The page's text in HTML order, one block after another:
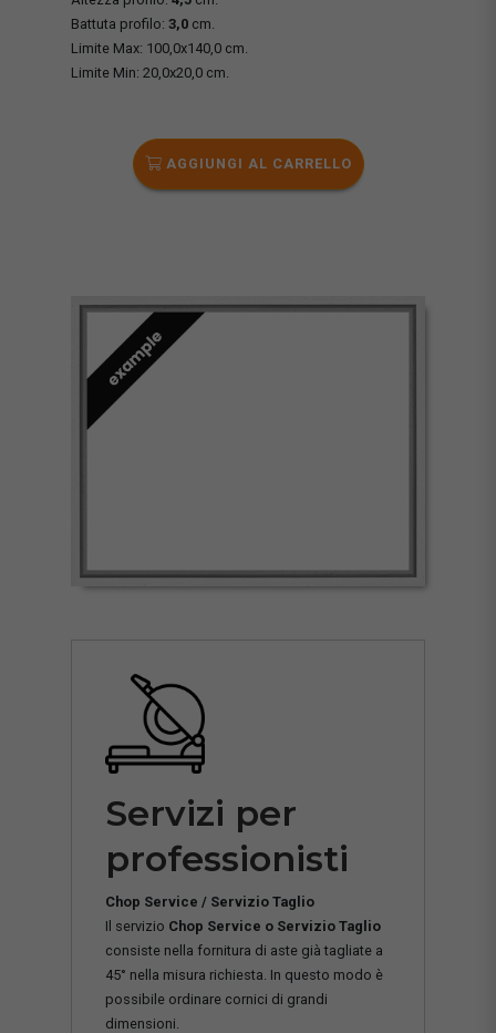
Battuta profilo: 3,0 cm.
Limite Max: 100,0x140,0 cm.
Limite Min: 20,0x20,0 cm.
AGGIUNGI AL CARRELLO
Servizi per
professionisti
Chop Service / Servizio Taglio
Il servizio Chop Service o Servizio Taglio
consiste nella fornitura di aste già tagliate a
45° nella misura richiesta. In questo modo è
possibile ordinare cornici di grandi
dimensioni.